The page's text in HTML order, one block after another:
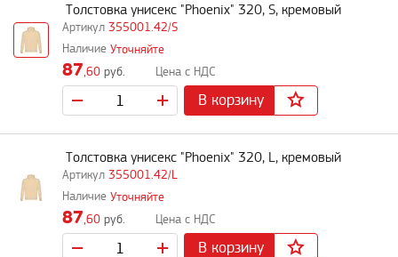
355001.42/S
Толстовка унисекс "Phoenix" 320, S, кремовый
Уточняйте
87,60 руб.
В корзину
355001.42/L
Толстовка унисекс "Phoenix" 320, L, кремовый
Уточняйте
87,60 руб.
В корзину